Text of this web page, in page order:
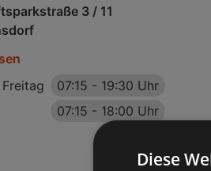
3 / 11
07:15 - 19:30 Uhr
07:15 - 18:00 Uhr
Diese